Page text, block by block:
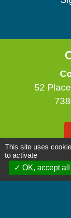
52
This site uses
to activate
OK, accept all